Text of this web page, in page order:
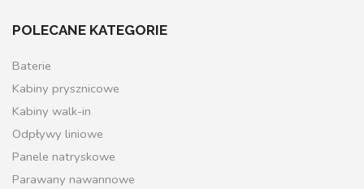
POLECANE KATEGORIE
Baterie
Kabiny prysznicowe
Kabiny walk-in
Odpływy liniowe
Panele natryskowe
Parawany nawannowe